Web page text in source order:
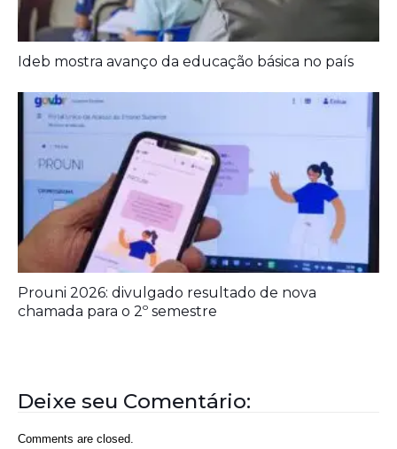
Aposentados encerram acampamento após acordo
com a prefeitura de Iporá
Ideb mostra avanço da educação básica no país